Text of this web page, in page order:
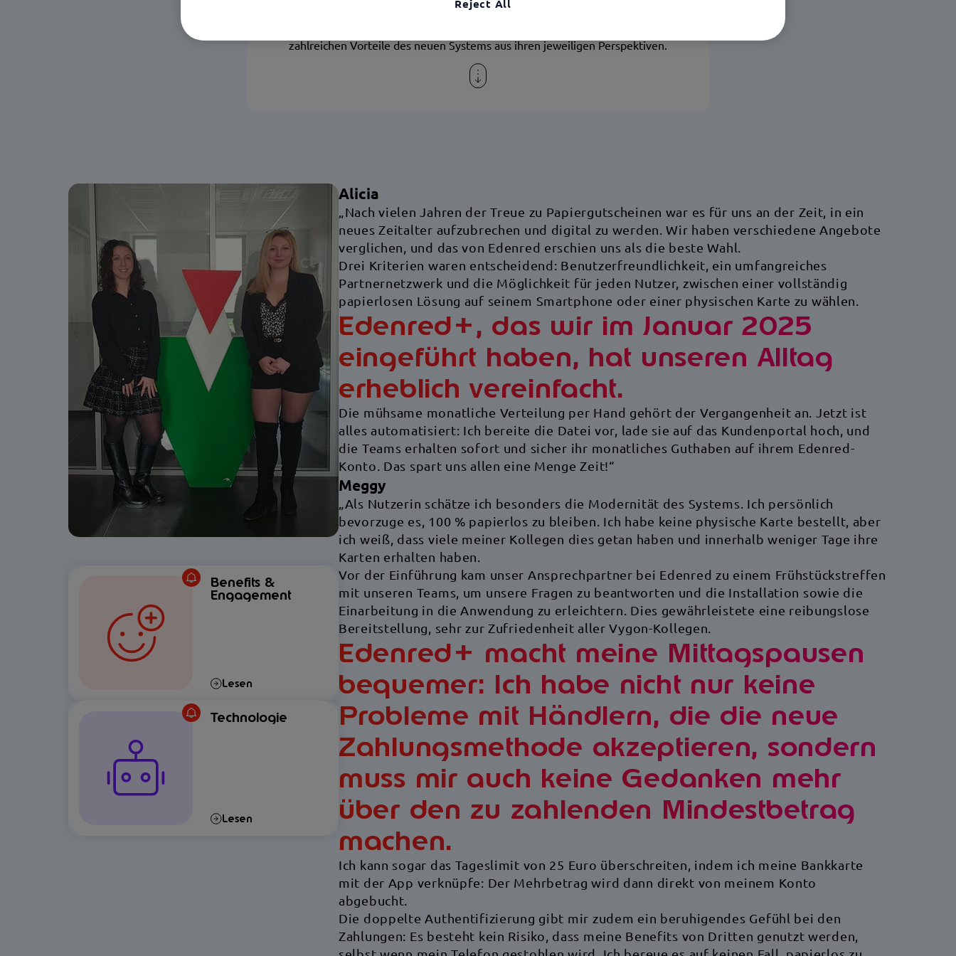
Innovieren
Editorial und Highlights
Chairman and CEO of
Edenred
Testimonials Profil
medizinische Einweggeräte, für die Anwendung Edenred+, um die an seine
zahlreichen Vorteile des neuen Systems aus ihren jeweiligen Perspektiven.
Benefits &
Engagement
Lesen
Technologie
Lesen
Alicia
„Nach vielen Jahren der Treue zu Papiergutscheinen war es für uns an der Zeit, in ein
neues Zeitalter aufzubrechen und digital zu werden. Wir haben verschiedene Angebote
verglichen, und das von Edenred erschien uns als die beste Wahl.
Drei Kriterien waren entscheidend: Benutzerfreundlichkeit, ein umfangreiches
Partnernetzwerk und die Möglichkeit für jeden Nutzer, zwischen einer vollständig
papierlosen Lösung auf seinem Smartphone oder einer physischen Karte zu wählen.
Edenred+, das wir im Januar 2025
eingeführt haben, hat unseren Alltag
erheblich vereinfacht.
Die mühsame monatliche Verteilung per Hand gehört der Vergangenheit an. Jetzt ist
alles automatisiert: Ich bereite die Datei vor, lade sie auf das Kundenportal hoch, und
die Teams erhalten sofort und sicher ihr monatliches Guthaben auf ihrem Edenred-
Konto. Das spart uns allen eine Menge Zeit!“
Meggy
„Als Nutzerin schätze ich besonders die Modernität des Systems. Ich persönlich
bevorzuge es, 100 % papierlos zu bleiben. Ich habe keine physische Karte bestellt, aber
ich weiß, dass viele meiner Kollegen dies getan haben und innerhalb weniger Tage ihre
Karten erhalten haben.
Vor der Einführung kam unser Ansprechpartner bei Edenred zu einem Frühstückstreffen
mit unseren Teams, um unsere Fragen zu beantworten und die Installation sowie die
Einarbeitung in die Anwendung zu erleichtern. Dies gewährleistete eine reibungslose
Bereitstellung, sehr zur Zufriedenheit aller Vygon-Kollegen.
Edenred+ macht meine Mittagspausen
bequemer: Ich habe nicht nur keine
Probleme mit Händlern, die die neue
Zahlungsmethode akzeptieren, sondern
muss mir auch keine Gedanken mehr
über den zu zahlenden Mindestbetrag
machen.
Ich kann sogar das Tageslimit von 25 Euro überschreiten, indem ich meine Bankkarte
mit der App verknüpfe: Der Mehrbetrag wird dann direkt von meinem Konto
abgebucht.
Die doppelte Authentifizierung gibt mir zudem ein beruhigendes Gefühl bei den
Zahlungen: Es besteht kein Risiko, dass meine Benefits von Dritten genutzt werden,
Reject All